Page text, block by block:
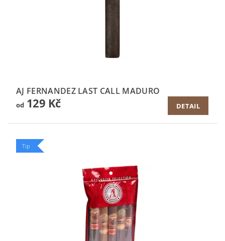
AJ FERNANDEZ LAST CALL MADURO
od129 Kč DETAIL
Tip